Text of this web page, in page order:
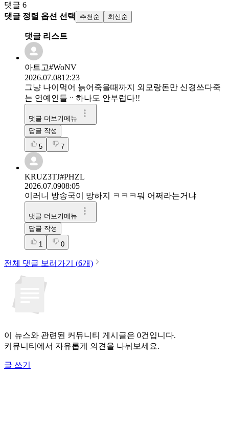
댓글 6
댓글 정렬 옵션 선택
추천순 최신순
댓글 리스트
아트고#WoNV
2026.07.0812:23
그냥 나이먹어 늙어죽을때까지 외모랑돈만 신경쓰다죽
는 연예인들ᆢ하나도 안부럽다!!
댓글 더보기메뉴
답글 작성
5 7
KRUZ3TJ#PHZL
2026.07.0908:05
이러니 방송국이 망하지 ㅋㅋㅋ뭐 어쩌라는거냐
댓글 더보기메뉴
답글 작성
1 0
전체 댓글 보러가기 (6개)
이 뉴스와 관련된 커뮤니티 게시글은 0건입니다.
커뮤니티에서 자유롭게 의견을 나눠보세요.
글 쓰기